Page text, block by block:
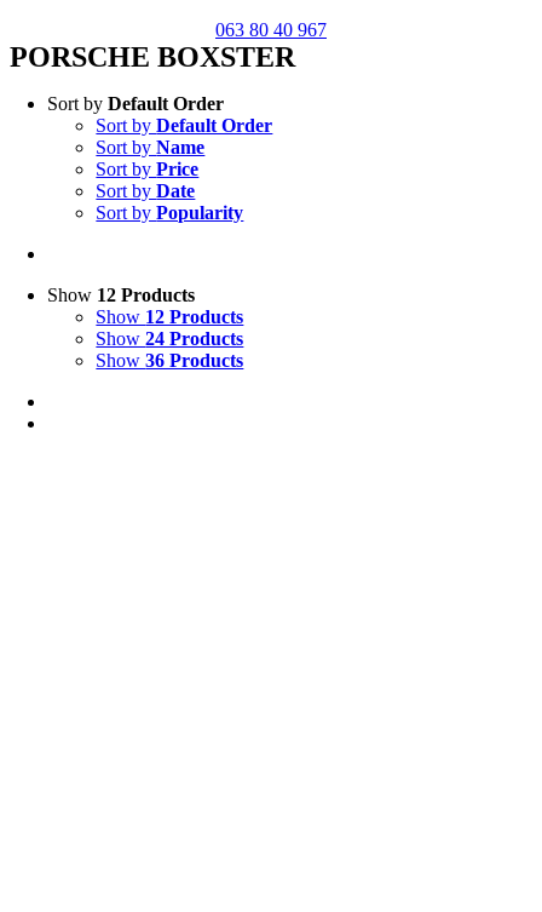
063 80 40 967
PORSCHE BOXSTER
Sort byDefault Order
Sort byDefault Order
Sort byName
Sort byPrice
Sort byDate
Sort byPopularity
Show 12 Products
Show 12 Products
Show24 Products
Show36 Products